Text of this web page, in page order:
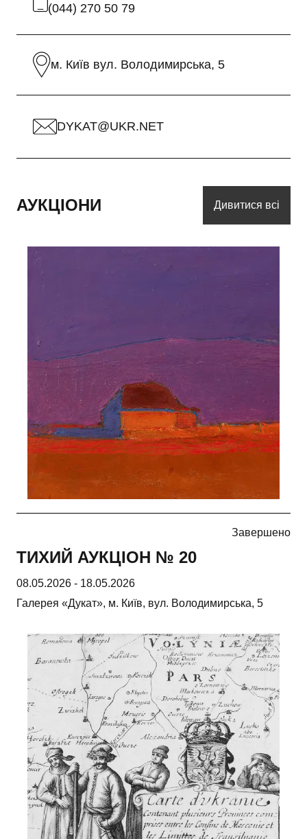
(044) 270 50 79
м. Київ вул. Володимирська, 5
DYKAT@UKR.NET
АУКЦІОНИ Дивитися всі
Завершено
ТИХИЙ АУКЦІОН № 20
08.05.2026 - 18.05.2026
Галерея «Дукат», м. Київ, вул. Володимирська, 5